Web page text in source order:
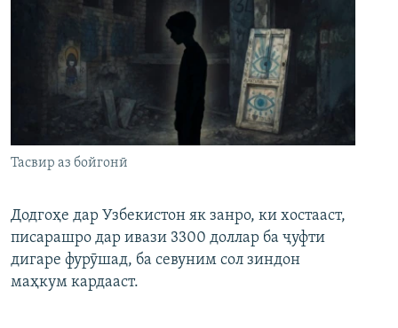
Тасвир аз бойгонӣ
Додгоҳе дар Узбекистон як занро, ки хостааст,
писарашро дар ивази 3300 доллар ба ҷуфти
дигаре фурӯшад, ба севуним сол зиндон
маҳкум кардааст.